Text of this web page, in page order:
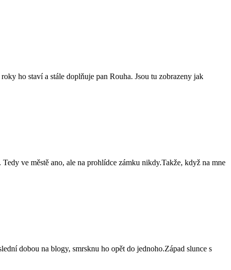
ho staví a stále doplňuje pan Rouha. Jsou tu zobrazeny jak
ve městě ano, ale na prohlídce zámku nikdy.Takže, když na mne
dobou na blogy, smrsknu ho opět do jednoho.Západ slunce s